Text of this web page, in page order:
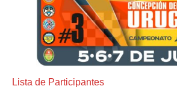
Lista de Participantes